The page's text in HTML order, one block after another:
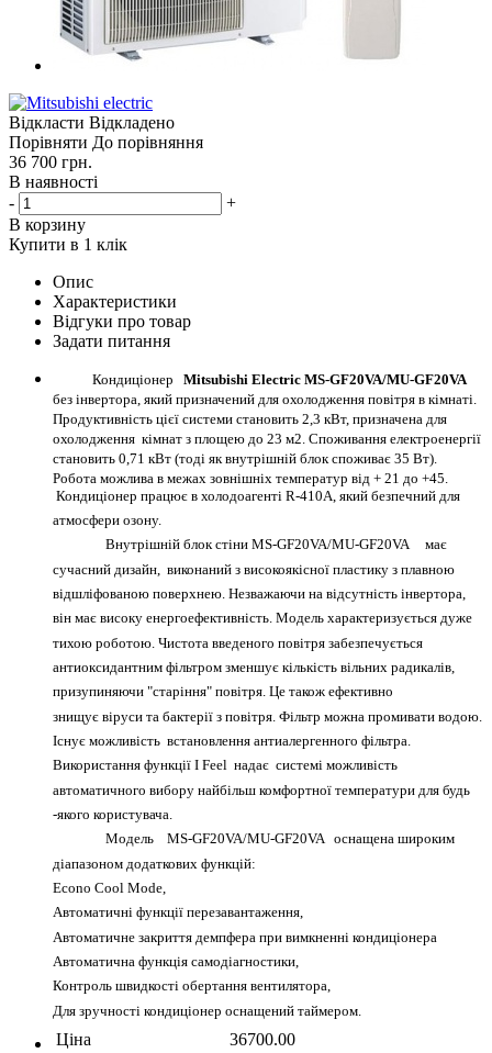
Відкласти Відкладено
Порівняти До порівняння
36 700 грн.
В наявності
-
+
В корзину
Купити в 1 клік
Опис
Характеристики
Відгуки про товар
Задати питання
Кондиціонер
Mitsubishi Electric MS-GF20VA/MU-GF20VA
без інвертора, який призначений для охолодження повітря в кімнаті.
Продуктивність цієї системи становить 2,3 кВт, призначена для
охолодження кімнат з площею до 23 м2. Споживання електроенергії
становить 0,71 кВт (тоді як внутрішній блок споживає 35 Вт).
Робота можлива в межах зовнішніх температур від + 21 до +45.
Кондиціонер працює в холодоагенті R-410A, який безпечний для
атмосфери озону.
Внутрішній блок стіни MS-GF20VA/MU-GF20VA
має
сучасний дизайн, виконаний з високоякісної пластику з плавною
відшліфованою поверхнею. Незважаючи на відсутність інвертора,
він має високу енергоефективність. Модель характеризується дуже
тихою роботою. Чистота введеного повітря забезпечується
антиоксидантним фільтром зменшує кількість вільних радикалів,
призупиняючи "старіння" повітря. Це також ефективно
знищує віруси та бактерії з повітря. Фільтр можна промивати водою.
Існує можливість встановлення антиалергенного фільтра.
Використання функції I Feel надає системі можливість
автоматичного вибору найбільш комфортної температури для будь
-якого користувача.
Модель
MS-GF20VA/MU-GF20VA оснащена широким
діапазоном додаткових функцій:
Econo Cool Mode,
Автоматичні функції перезавантаження,
Автоматичне закриття демпфера при вимкненні кондиціонера
Автоматична функція самодіагностики,
Контроль швидкості обертання вентилятора,
Для зручності кондиціонер оснащений таймером.
Ціна
36700.00